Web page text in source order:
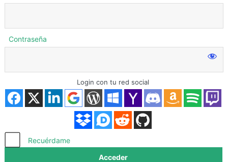
Acceder
Contraseña
Login con tu red social
Recuérdame